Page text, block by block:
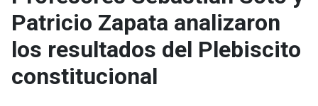
Patricio Zapata analizaron
los resultados del Plebiscito
constitucional